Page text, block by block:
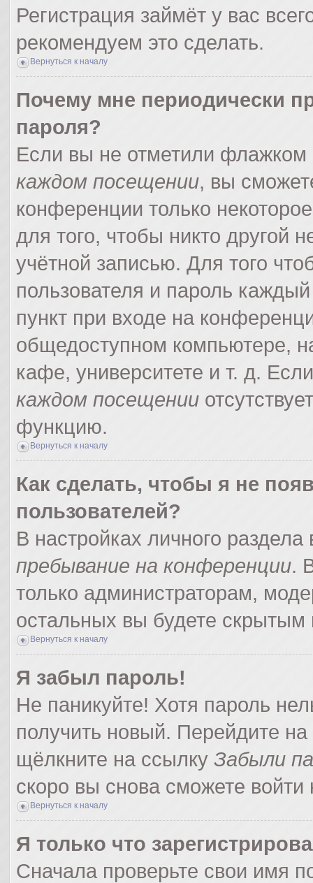
Регистрация займёт у вас
рекомендуем это сделать.
Вернуться к началу
Почему мне периодически
пароля?
Если вы не отметили флажком
каждом посещении, вы
конференции только
для того, чтобы никто другой
учётной записью. Для того
пользователя и пароль
пункт при входе на
общедоступном компьютере,
кафе, университете и т. д.
каждом посещении
функцию.
Вернуться к началу
Как сделать, чтобы я не
пользователей?
В настройках личного
пребывание на конференции.
только администраторам,
остальных вы будете скрытым
Вернуться к началу
Я забыл пароль!
Не паникуйте! Хотя пароль
получить новый. Перейдите
щёлкните на ссылку Забыли
скоро вы снова сможете
Вернуться к началу
Я только что
Сначала проверьте свои имя